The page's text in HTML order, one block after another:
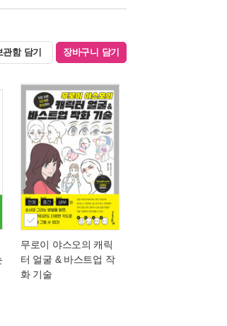
관함 담기 장바구니 담기
무로이 야스오의 캐릭
터 얼굴 & 바스트업 작
화 기술